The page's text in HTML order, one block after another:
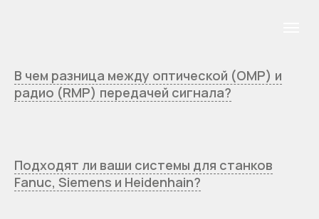
В чем разница между оптической (OMP) и
радио (RMP) передачей сигнала?
Подходят ли ваши системы для станков
Fanuc, Siemens и Heidenhain?